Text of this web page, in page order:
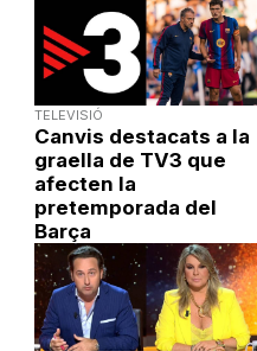
TELEVISIÓ
Canvis destacats a la
graella de TV3 que
afecten la
pretemporada del
Barça